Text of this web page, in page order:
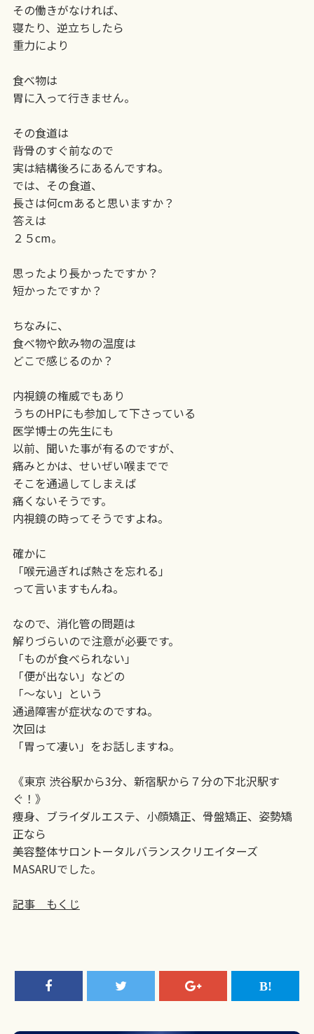
その働きがなければ、
寝たり、逆立ちしたら
重力により
食べ物は
胃に入って行きません。
その食道は
背骨のすぐ前なので
実は結構後ろにあるんですね。
では、その食道、
長さは何cmあると思いますか？
答えは
２５cm。
思ったより長かったですか？
短かったですか？
ちなみに、
食べ物や飲み物の温度は
どこで感じるのか？
内視鏡の権威でもあり
うちのHPにも参加して下さっている
医学博士の先生にも
以前、聞いた事が有るのですが、
痛みとかは、せいぜい喉までで
そこを通過してしまえば
痛くないそうです。
内視鏡の時ってそうですよね。
確かに
「喉元過ぎれば熱さを忘れる」
って言いますもんね。
なので、消化管の問題は
解りづらいので注意が必要です。
「ものが食べられない」
「便が出ない」などの
「～ない」という
通過障害が症状なのですね。
次回は
「胃って凄い」をお話しますね。
《東京 渋谷駅から3分、新宿駅から７分の下北沢駅す
ぐ！》
痩身、ブライダルエステ、小顔矯正、骨盤矯正、姿勢矯
正なら
美容整体サロントータルバランスクリエイターズ
MASARUでした。
記事 もくじ